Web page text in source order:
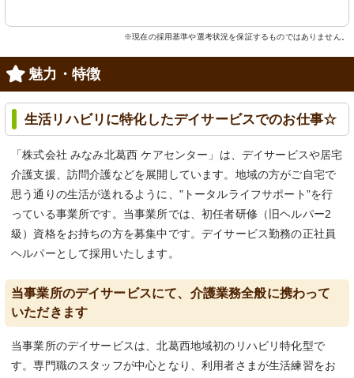
※現在の採用基準や選考状況を保証するものではありません。
魅力・特徴
生活リハビリに特化したデイサービスでのお仕事☆
「株式会社 みなみ北葛西 ケアセンター」は、デイサービスや居宅
介護支援、訪問介護などを展開しています。地域の方がご自宅で
思う通りの生活が送れるように、"トータルライフサポート"を行
っている事業所です。当事業所では、初任者研修（旧ヘルパー2
級）資格をお持ちの方を募集中です。デイサービス勤務の正社員
ヘルパーとして採用いたします。
当事業所のデイサービスにて、介護業務全般に携わって
いただきます
当事業所のデイサービスは、北葛西地域初のリハビリ特化型で
す。専門職のスタッフが中心となり、利用者さまが生活練習をお